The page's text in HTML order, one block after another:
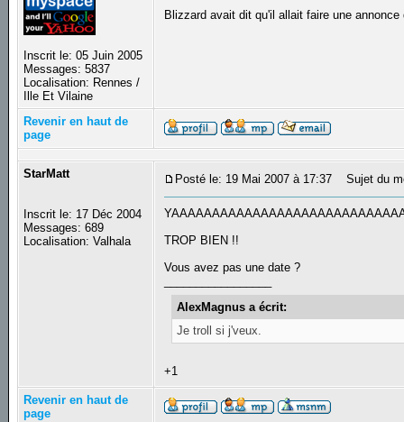
Inscrit le: 05 Juin 2005
Messages: 5837
Localisation: Rennes /
Ille Et Vilaine
Blizzard avait dit qu'il allait faire une
Revenir en haut de
page
StarMatt
Inscrit le: 17 Déc 2004
Messages: 689
Localisation: Valhala
Posté le: 19 Mai 2007 à 17:37 Sujet du
TROP BIEN !!
Vous avez pas une date ?
AlexMagnus a écrit:
Je troll si j'veux.
+1
Revenir en haut de
page